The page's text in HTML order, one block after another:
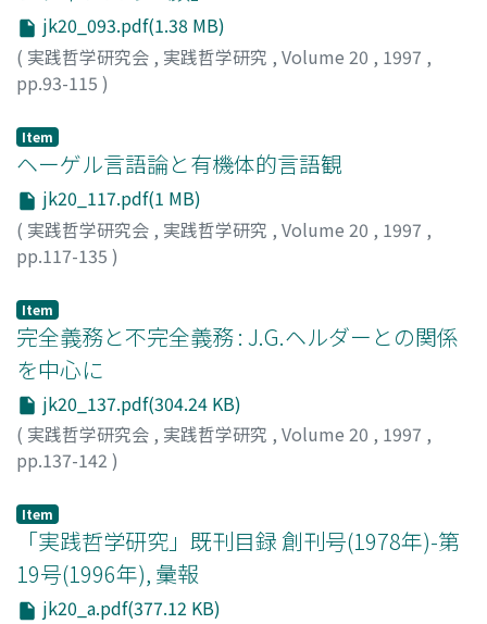
jk20_093.pdf(1.38 MB)
( 実践哲学研究会 , 実践哲学研究 , Volume 20 , 1997 ,
pp.93-115 )
Item
ヘーゲル言語論と有機体的言語観
jk20_117.pdf(1 MB)
( 実践哲学研究会 , 実践哲学研究 , Volume 20 , 1997 ,
pp.117-135 )
Item
完全義務と不完全義務 : J.G.ヘルダーとの関係
を中心に
jk20_137.pdf(304.24 KB)
( 実践哲学研究会 , 実践哲学研究 , Volume 20 , 1997 ,
pp.137-142 )
Item
「実践哲学研究」既刊目録 創刊号(1978年)-第
19号(1996年), 彙報
jk20_a.pdf(377.12 KB)